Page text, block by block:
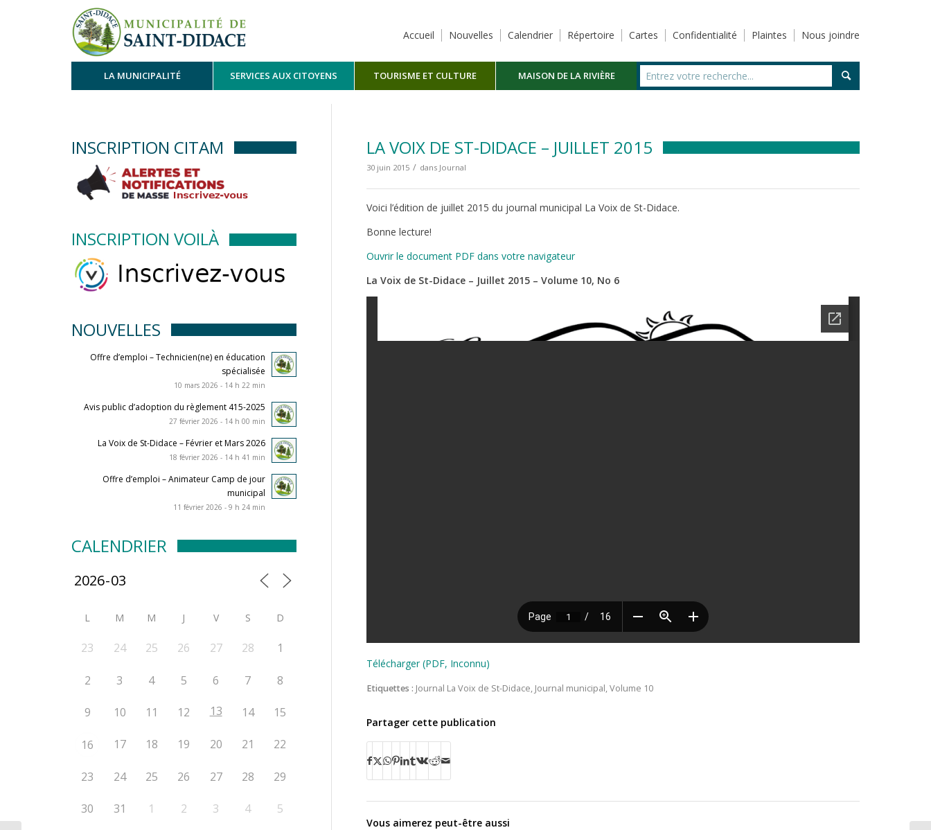
Accueil Nouvelles Calendrier Répertoire Cartes Confidentialité Plaintes Nous joindre
LA MUNICIPALITÉ SERVICES AUX CITOYENS TOURISME ET CULTURE MAISON DE LA RIVIÈRE
LA VOIX DE ST-DIDACE – JUILLET 2015
30 juin 2015 / dans Journal
Voici l’édition de juillet 2015 du journal municipal La Voix de St-Didace.
Bonne lecture!
Ouvrir le document PDF dans votre navigateur
La Voix de St-Didace – Juillet 2015 – Volume 10, No 6
Télécharger (PDF, Inconnu)
Etiquettes : Journal La Voix de St-Didace, Journal municipal,Volume 10
Partager cette publication
Vous aimerez peut-être aussi
INSCRIPTION CITAM
INSCRIPTION VOILÀ
NOUVELLES
Offre d’emploi – Technicien(ne) en éducation
spécialisée
10 mars 2026 - 14 h 22 min
Avis public d’adoption du règlement 415-2025
27 février 2026 - 14 h 00 min
La Voix de St-Didace – Février et Mars 2026
18 février 2026 - 14 h 41 min
Offre d’emploi – Animateur Camp de jour
municipal
11 février 2026 - 9 h 24 min
CALENDRIER
L M M J V S D
23 24 25 26 27 28 1
2 3 4 5 6 7 8
9 10 11 12 13 14 15
16 17 18 19 20 21 22
23 24 25 26 27 28 29
30 31 1 2 3 4 5